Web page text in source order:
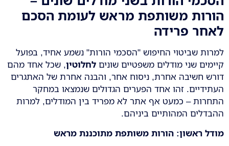
הורות משותפת מראש לעומת הסכם
לאחר פרידה
למרות שביטוי החיפוש "הסכמי הורות" נשמע אחיד, בפועל
קיימים שני מודלים משפטיים שונים לחלוטין, שכל אחד מהם
דורש חשיבה אחרת, ניסוח אחר, והבנה אחרת של האתגרים
העתידיים. זהו אחד הפערים הגדולים שנמצאו במחקר
התחרות – כמעט אף אתר לא מפריד בין המודלים, למרות
ההבדלים המהותיים ביניהם.
מודל ראשון: הורות משותפת מתוכננת מראש